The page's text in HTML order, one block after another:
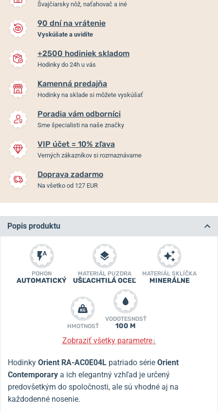
Orient Contemporary Stretto
Sun & Moon RA-AK0316L
Skladom
468 €
Švajčiarsky nôž, naťahovač a iné
90 dní na vrátenie
Vyskúšate a uvidíte
+2500 hodiniek skladom
Hodinky do 24h u vás
Kamenná predajňa
Hodinky na sklade si môžete vyskúšať
Poradia vám odborníci
Sme špecialisti na naše značky
VIP účet = 10% zľava
Verných zákazníkov si rozmaznávame
Doprava zadarmo
Na všetko od 127 EUR
Popis produktu
POHON
AUTOMATICKÝ
MATERIÁL PUZDRA
UŠĽACHTILÁ OCEĽ
MATERIÁL SKLÍČKA
MINERÁLNE
HMOTNOSŤ
VODOTESNOSŤ
100 M
Zobraziť všetky parametre↓
Hodinky Orient RA-AC0E04L patriado série Orient
Contemporary a ich elegantný vzhľad je určený
predovšetkým do spoločnosti, ale sú vhodné aj na
každodenné nosenie.